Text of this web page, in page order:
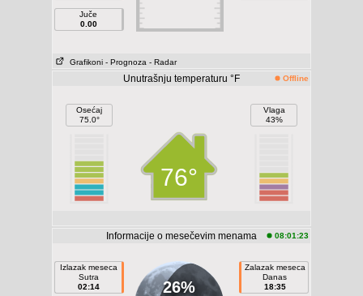
Juče
0.00
Grafikoni - Prognoza - Radar
Unutrašnju temperaturu °F Offline
Osećaj
75.0°
76°
Vlaga
43%
Informacije o mesečevim menama 08:01:23
Izlazak meseca
Sutra
02:14
26%
Zalazak meseca
Danas
18:35